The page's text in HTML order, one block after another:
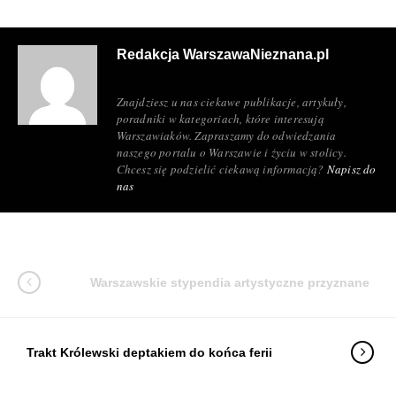
Redakcja WarszawaNieznana.pl
Znajdziesz u nas ciekawe publikacje, artykuły,
poradniki w kategoriach, które interesują
Warszawiaków. Zapraszamy do odwiedzania
naszego portalu o Warszawie i życiu w stolicy.
Chcesz się podzielić ciekawą informacją? Napisz do
nas
Warszawskie stypendia artystyczne przyznane
Trakt Królewski deptakiem do końca ferii